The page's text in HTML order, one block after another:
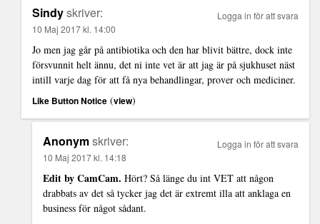
Sindyskriver:
10 Maj 2017 kl. 14:00
Jo men jag går på antibiotika och den har blivit bättre, dock inte
försvunnit helt ännu, det ni inte vet är att jag är på sjukhuset näst
intill varje dag för att få nya behandlingar, prover och mediciner.
Like Button Notice (view)
Logga in för att svara
Anonymskriver:
10 Maj 2017 kl. 14:18
Edit by CamCam. Hört? Så länge du int VET att någon
drabbats av det så tycker jag det är extremt illa att anklaga en
business för något sådant.
Logga in för att svara